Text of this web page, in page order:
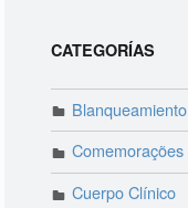
CATEGORÍAS
Blanqueamiento
Comemorações
Cuerpo Clínico